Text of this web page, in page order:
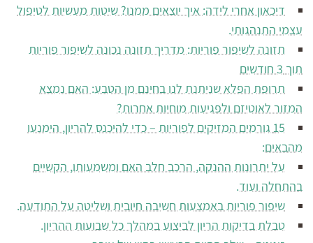
דיכאון אחרי לידה: איך יוצאים ממנו? שיטות מעשיות לטיפול
עצמי התנהגותי.
תזונה לשיפור פוריות: מדריך תזונה נכונה לשיפור פוריות
תוך 3 חודשים
תרופת הפלא שניתנת לנו בחינם מן הטבע: האם נמצא
המזור לאוטיזם ולפגיעות מוחיות אחרות?
15 גורמים המזיקים לפוריות – כדי להיכנס להריון, הימנעו
מהבאים:
על יתרונות ההנקה, הרכב חלב האם ומשמעותו, הקשיים
בהתחלה ועוד.
שיפור פוריות באמצעות חשיבה חיובית ושליטה על התודעה.
טבלת בדיקות הריון לביצוע במהלך כל שבועות ההריון.